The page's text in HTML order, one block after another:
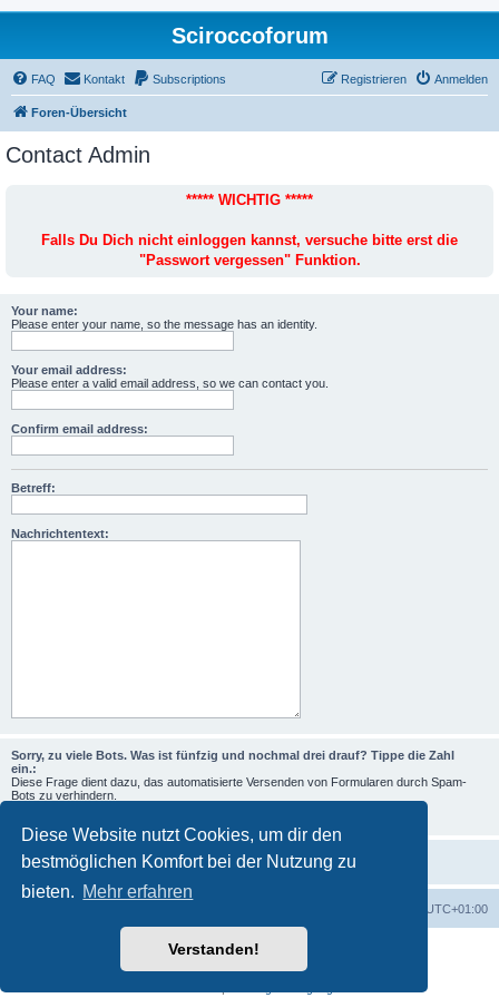
Diese Website nutzt Cookies, um dir den
bestmöglichen Komfort bei der Nutzung zu
bieten. Mehr erfahren
Verstanden!
Sciroccoforum
FAQ Kontakt Subscriptions Anmelden
Registrieren
Foren-Übersicht
Contact Admin
***** WICHTIG *****
Falls Du Dich nicht einloggen kannst, versuche bitte erst die
"Passwort vergessen" Funktion.
Your name:
Please enter your name, so the message has an identity.
Your email address:
Please enter a valid email address, so we can contact you.
Confirm email address:
Betreff:
Nachrichtentext:
Sorry, zu viele Bots. Was ist fünfzig und nochmal drei drauf? Tippe die Zahl
ein.:
Diese Frage dient dazu, das automatisierte Versenden von Formularen durch Spam-
Bots zu verhindern.
UTC+01:00
Powered byphpBB® Forum Software © phpBB Limited
phpBB.de